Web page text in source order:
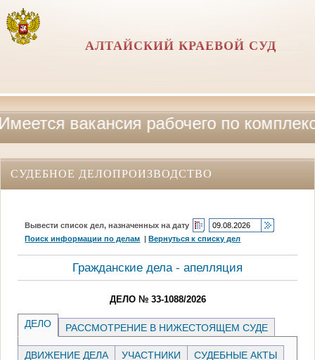
АЛТАЙСКИЙ КРАЕВОЙ СУД
вакансия рабочего по
СУДЕБНОЕ ДЕЛОПРОИЗВОДСТВО
Вывести список дел, назначенных на дату
Поиск информации по делам |Вернуться к списку дел
Гражданские дела - апелляция
ДЕЛО № 33-1088/2026
ДЕЛО РАССМОТРЕНИЕ В НИЖЕСТОЯЩЕМ СУДЕ
ДВИЖЕНИЕ ДЕЛА УЧАСТНИКИ СУДЕБНЫЕ АКТЫ